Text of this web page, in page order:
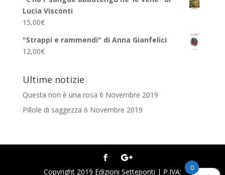
Lucia Visconti
15,00€
"Strappi e rammendi" di Anna Gianfelici
12,00€
Ultime notizie
Questa non è una rosa 6 Novembre 2019
Pillole di saggezza 6 Novembre 2019
Copyright 2019 Edizioni Setteponti | P.IVA: 0